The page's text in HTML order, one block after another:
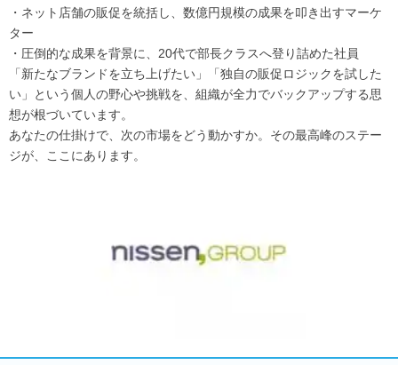
・ネット店舗の販促を統括し、数億円規模の成果を叩き出すマーケ
ター
・圧倒的な成果を背景に、20代で部長クラスへ登り詰めた社員
「新たなブランドを立ち上げたい」「独自の販促ロジックを試した
い」という個人の野心や挑戦を、組織が全力でバックアップする思
想が根づいています。
あなたの仕掛けで、次の市場をどう動かすか。その最高峰のステー
ジが、ここにあります。